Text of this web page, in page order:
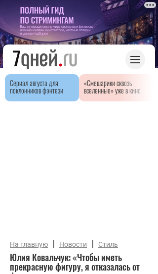
Сериал августа для
поклонников фэнтези
«Смешарики сквозь
вселенные» уже в кино
На главную | Новости | Стиль
Юлия Ковальчук: «Чтобы иметь
прекрасную фигуру, я отказалась от